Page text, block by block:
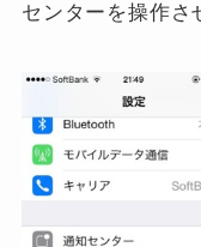
センターを操作さ